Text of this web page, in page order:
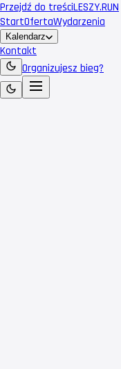
Przejdź do treściLESZY.RUN
StartOfertaWydarzenia
Kalendarz
Kontakt
Organizujesz bieg?